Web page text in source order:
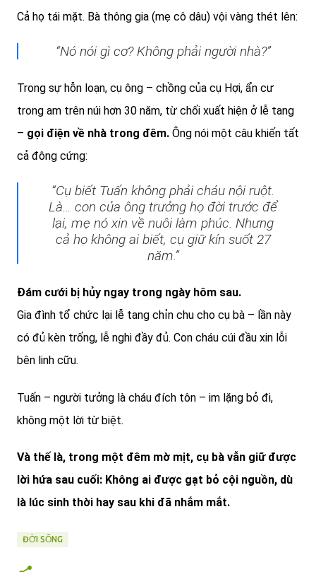
Cả họ tái mặt. Bà thông gia (mẹ cô dâu) vội vàng thét lên:
“Nó nói gì cơ? Không phải người nhà?”
Trong sự hỗn loạn, cụ ông – chồng của cụ Hợi, ẩn cư
trong am trên núi hơn 30 năm, từ chối xuất hiện ở lễ tang
– gọi điện về nhà trong đêm. Ông nói một câu khiến tất
cả đông cứng:
“Cụ biết Tuấn không phải cháu nội ruột.
Là… con của ông trưởng họ đời trước để
lại, mẹ nó xin về nuôi làm phúc. Nhưng
cả họ không ai biết, cụ giữ kín suốt 27
năm.”
Đám cưới bị hủy ngay trong ngày hôm sau.
Gia đình tổ chức lại lễ tang chỉn chu cho cụ bà – lần này
có đủ kèn trống, lễ nghi đầy đủ. Con cháu cúi đầu xin lỗi
bên linh cữu.
Tuấn – người tưởng là cháu đích tôn – im lặng bỏ đi,
không một lời từ biệt.
Và thế là, trong một đêm mờ mịt, cụ bà vẫn giữ được
lời hứa sau cuối: Không ai được gạt bỏ cội nguồn, dù
là lúc sinh thời hay sau khi đã nhắm mắt.
ĐỜI SỐNG